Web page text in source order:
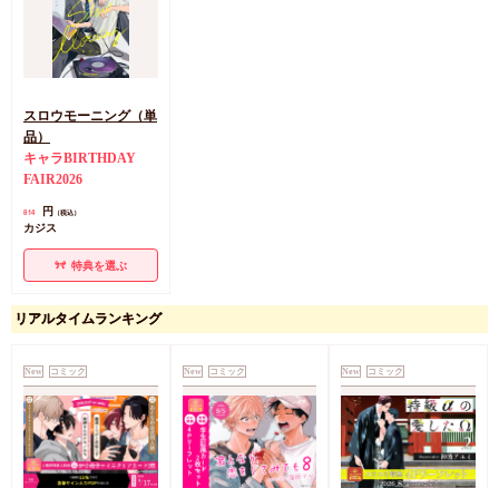
スロウモーニング（単
品）
キャラBIRTHDAY
FAIR2026
814 円 （税込）
カジス
特典を選ぶ
リアルタイムランキング
New コミック New コミック New コミック